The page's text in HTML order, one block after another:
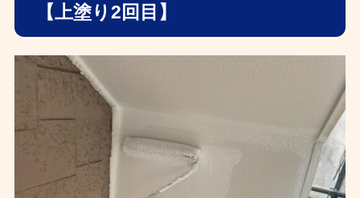
【上塗り2回目】